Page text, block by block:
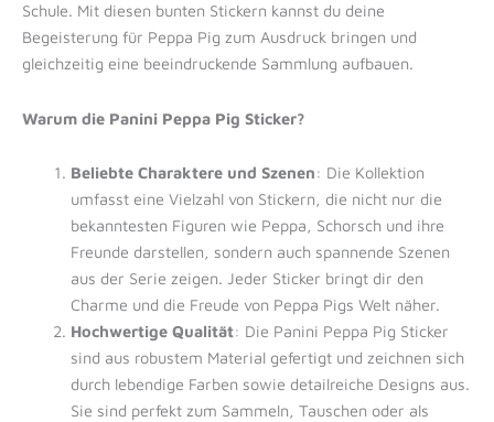
Schule. Mit diesen bunten Stickern kannst du deine
Begeisterung für Peppa Pig zum Ausdruck bringen und
gleichzeitig eine beeindruckende Sammlung aufbauen.
Warum die Panini Peppa Pig Sticker?
Beliebte Charaktere und Szenen: Die Kollektion
umfasst eine Vielzahl von Stickern, die nicht nur die
bekanntesten Figuren wie Peppa, Schorsch und ihre
Freunde darstellen, sondern auch spannende Szenen
aus der Serie zeigen. Jeder Sticker bringt dir den
Charme und die Freude von Peppa Pigs Welt näher.
Hochwertige Qualität: Die Panini Peppa Pig Sticker
sind aus robustem Material gefertigt und zeichnen sich
durch lebendige Farben sowie detailreiche Designs aus.
Sie sind perfekt zum Sammeln, Tauschen oder als